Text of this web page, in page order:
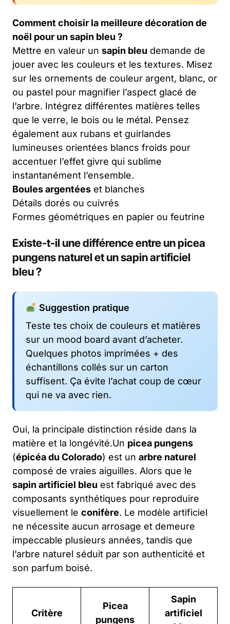
Comment choisir la meilleure décoration de
noël pour un sapin bleu ?
Mettre en valeur un sapin bleu demande de
jouer avec les couleurs et les textures. Misez
sur les ornements de couleur argent, blanc, or
ou pastel pour magnifier l’aspect glacé de
l’arbre. Intégrez différentes matières telles
que le verre, le bois ou le métal. Pensez
également aux rubans et guirlandes
lumineuses orientées blancs froids pour
accentuer l’effet givre qui sublime
instantanément l’ensemble.
Boules argentées et blanches
Détails dorés ou cuivrés
Formes géométriques en papier ou feutrine
Existe-t-il une différence entre un picea
pungens naturel et un sapin artificiel
bleu ?
Suggestion pratique
Teste tes choix de couleurs et matières
sur un mood board avant d’acheter.
Quelques photos imprimées + des
échantillons collés sur un carton
suffisent. Ça évite l’achat coup de cœur
qui ne va avec rien.
Oui, la principale distinction réside dans la
matière et la longévité.Un picea pungens
(épicéa du Colorado) est un arbre naturel
composé de vraies aiguilles. Alors que le
sapin artificiel bleu est fabriqué avec des
composants synthétiques pour reproduire
visuellement le conifère. Le modèle artificiel
ne nécessite aucun arrosage et demeure
impeccable plusieurs années, tandis que
l’arbre naturel séduit par son authenticité et
son parfum boisé.
Critère
Picea
pungens
Sapin
artificiel